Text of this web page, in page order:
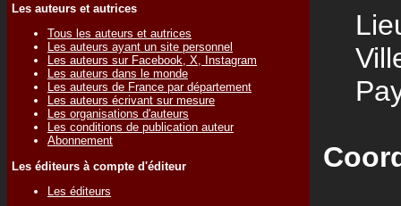
Les auteurs et autrices
Tous les auteurs et autrices
Les auteurs ayant un site personnel
Les auteurs sur Facebook, X, Instagram
Les auteurs dans le monde
Les auteurs de France par département
Les auteurs écrivant sur mesure
Les organisations d'auteurs
Les conditions de publication auteur
Abonnement
Les éditeurs à compte d'éditeur
Les éditeurs